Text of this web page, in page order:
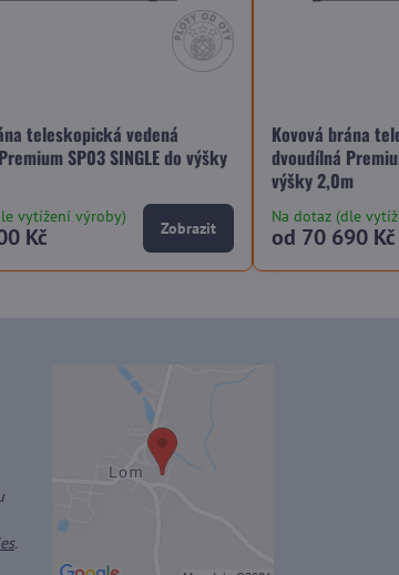
teleskopická vedená
SP03 SINGLE do výšky
vytížení výroby)
Kč Zobrazit
Kovová brána
dvoudílná
výšky 2,0m
Na dotaz (dle
od 70 690 Kč
.